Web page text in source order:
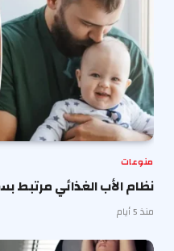
منوعات
نظام الأب الغذائي مرتبط
منذ 5 أيام